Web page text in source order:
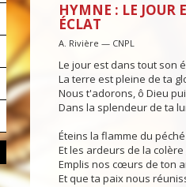
HYMNE : LE JOUR
ÉCLAT
A. Rivière — CNPL
Le jour est dans tout son
La terre est pleine de ta
Nous t'adorons, ô Dieu
Dans la splendeur de ta
Éteins la flamme du péché
Et les ardeurs de la colère
Emplis nos cœurs de ton
Et que ta paix nous